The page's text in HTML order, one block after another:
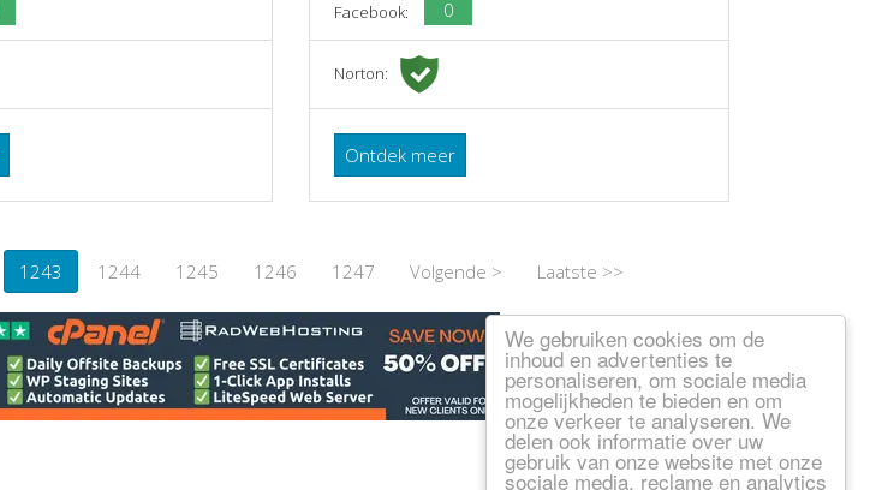
We gebruiken cookies om de
inhoud en advertenties te
personaliseren, om sociale media
mogelijkheden te bieden en om
onze verkeer te analyseren. We
delen ook informatie over uw
gebruik van onze website met onze
sociale media, reclame en analytics
Facebook: 0
Norton:
Ontdek meer
1243 1244 1245 1246 1247 Volgende > Laatste >>